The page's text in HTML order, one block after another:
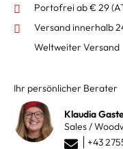
Portofrei ab € 29
Versand innerhalb
Weltweiter Versand
Ihr persönlicher Berater
Klaudia
Sales /
+43